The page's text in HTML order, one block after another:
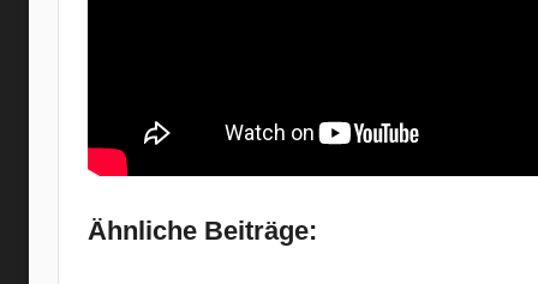
Ähnliche Beiträge: